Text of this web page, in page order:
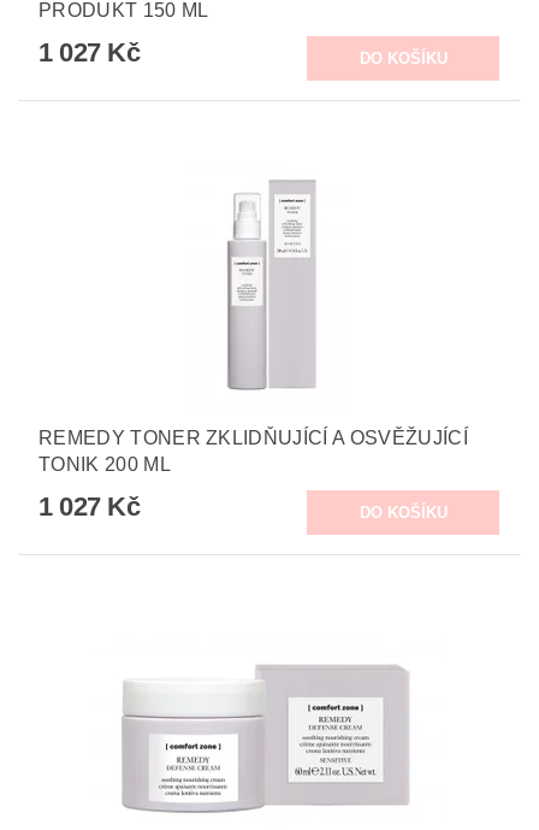
PRODUKT 150 ML
1 027 Kč
REMEDY TONER ZKLIDŇUJÍCÍ A OSVĚŽUJÍCÍ
TONIK 200 ML
1 027 Kč